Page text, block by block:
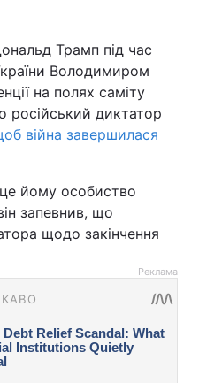
Трамп під час
Володимиром
на полях саміту
російський диктатор
війна завершилася
йому особиство
запевнив, що
щодо закінчення
Реклама